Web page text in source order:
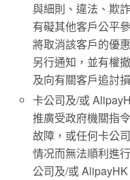
與細則、違法、欺
有礙其他客戶公平
將取消該客戶的優
另行通知，並有權
及向有關客戶追討
卡公司及/或
推廣受政府機關指
故障，或任何卡公
情况而無法順利進
公司及/或